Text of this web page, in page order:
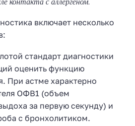
включает несколько
стандарт диагностики
оценить функцию
При астме характерно
ОФВ1 (объем
за первую секунду) и
с бронхолитиком.